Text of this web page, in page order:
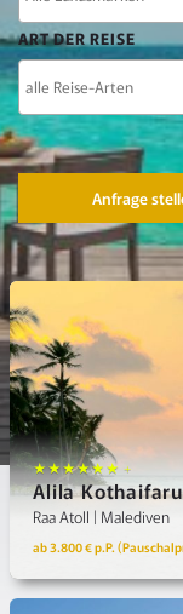
ART DER REISE
Kontaktmöglichkeiten
Anfrage
★★★★★★ +
Alila
Raa Atoll | Malediven
ab 3.800 € p.P.